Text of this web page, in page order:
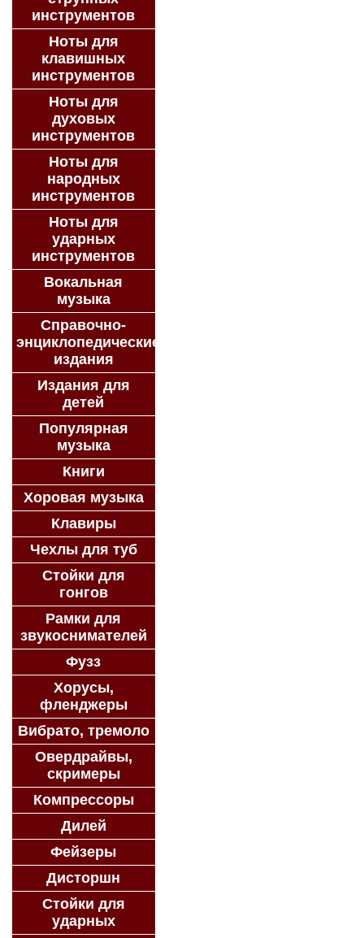
инструментов
Ноты для
клавишных
инструментов
Ноты для
духовых
инструментов
Ноты для
народных
инструментов
Ноты для
ударных
инструментов
Вокальная
музыка
Справочно-
энциклопедические
издания
Издания для
детей
Популярная
музыка
Книги
Хоровая музыка
Клавиры
Чехлы для туб
Стойки для
гонгов
Рамки для
звукоснимателей
Фузз
Хорусы,
фленджеры
Вибрато, тремоло
Овердрайвы,
скримеры
Компрессоры
Дилей
Фейзеры
Дисторшн
Стойки для
ударных